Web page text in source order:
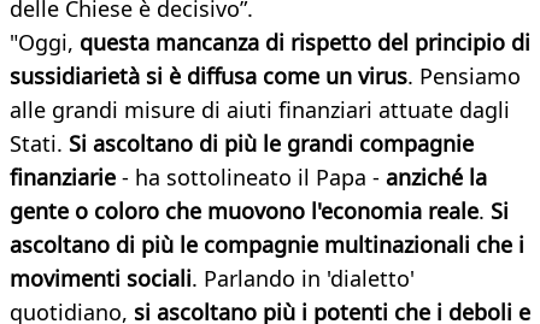
delle Chiese è decisivo”.
"Oggi, questa mancanza di rispetto del principio di
sussidiarietà si è diffusa come un virus. Pensiamo
alle grandi misure di aiuti finanziari attuate dagli
Stati. Si ascoltano di più le grandi compagnie
finanziarie - ha sottolineato il Papa - anziché la
gente o coloro che muovono l'economia reale. Si
ascoltano di più le compagnie multinazionali che i
movimenti sociali. Parlando in 'dialetto'
quotidiano, si ascoltano più i potenti che i deboli e